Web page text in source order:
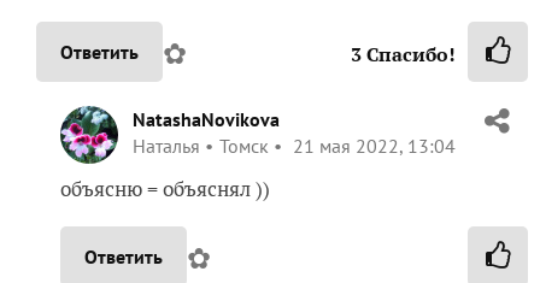
Ответить ✿ 3Спасибо!
NatashaNovikova
Наталья
Томск 21 мая 2022, 13:04
объясню = объяснял ))
Ответить ✿